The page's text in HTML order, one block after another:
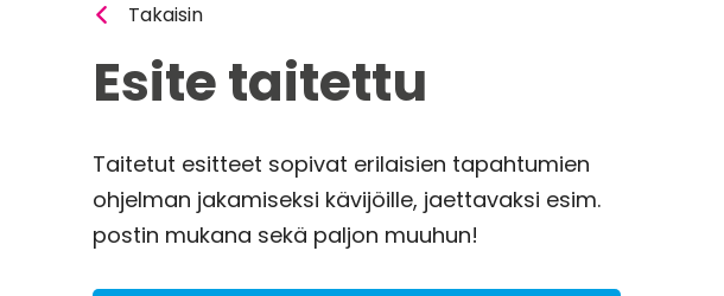
Takaisin
Esite taitettu
Taitetut esitteet sopivat erilaisien tapahtumien
ohjelman jakamiseksi kävijöille, jaettavaksi esim.
postin mukana sekä paljon muuhun!